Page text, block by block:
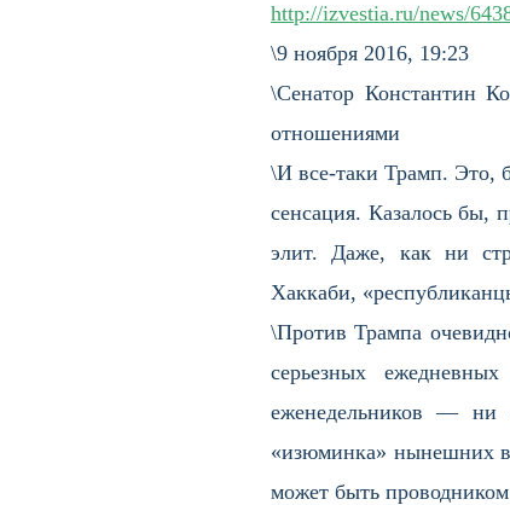
http://izvestia.ru/news/
\9 ноября 2016, 19:23
\Сенатор Константин
отношениями
\И все-таки Трамп. Это,
сенсация. Казалось бы,
элит. Даже, как ни
Хаккаби,
\Против Трампа
серьезных
еженедельников — ни
«изюминка» нынешних
может быть